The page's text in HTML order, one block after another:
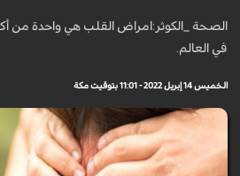
الصحة _الكوثر:امراض القلب هي واحدة من
في العالم.
الخميس 14 إبريل 2022 - 11:01 بتوقيت مكة